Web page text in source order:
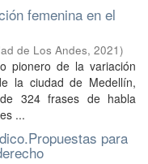
femenina en el
de Los Andes, 2021)
pionero de la variación
la ciudad de Medellín,
324 frases de habla
...
para